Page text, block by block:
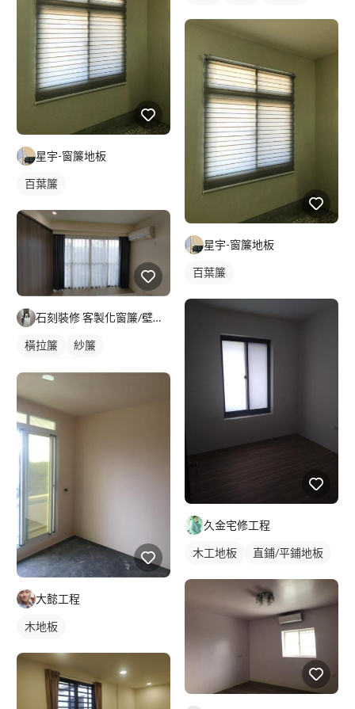
星宇-窗簾地板
百葉簾
石刻裝修 客製化窗簾/壁紙/地板/系統櫃
橫拉簾
紗簾
大懿工程
木地板
星宇-窗簾地板
百葉簾
久金宅修工程
木工地板 直鋪/平鋪地板